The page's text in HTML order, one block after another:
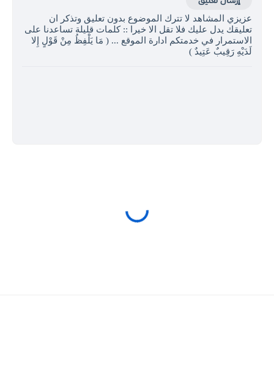
عزيزي المشاهد لا تترك الموضوع بدون تعليق وتذكر ان
تعليقك يدل عليك فلا تقل الا خيرا :: كلمات قليلة تساعدنا على
الاستمرار في خدمتكم ادارة الموقع ... ( مَا يَلْفِظُ مِنْ قَوْلٍ إِلا
لَدَيْهِ رَقِيبٌ عَتِيدٌ )